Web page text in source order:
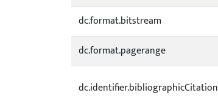
dc.format.bitstream
dc.format.pagerange
dc.identifier.bibliographicCitation